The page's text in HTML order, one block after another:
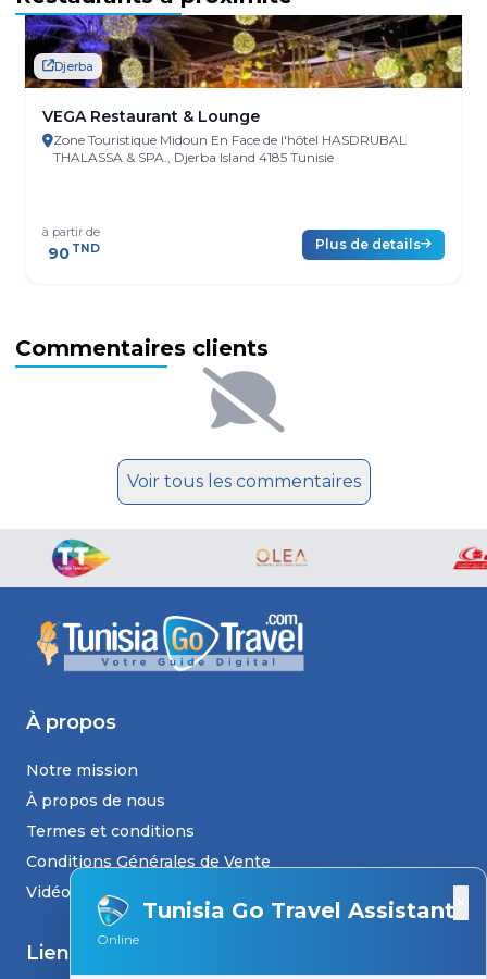
Djerba
VEGA Restaurant & Lounge
Zone Touristique Midoun En Face de l'hôtel HASDRUBAL
THALASSA & SPA., Djerba Island 4185 Tunisie
à partir de
90 TND Plus de details
Commentaires clients
Voir tous les commentaires
Tunisia Go Travel Assistant
Online
À propos
Notre mission
À propos de nous
Termes et conditions
Conditions Générales de Vente
Vidéos
Liens